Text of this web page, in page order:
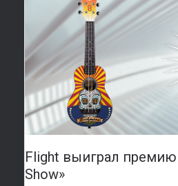
Flight выиграл премию
Show»